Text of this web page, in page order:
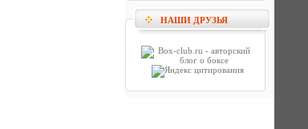
НАШИ ДРУЗЬЯ